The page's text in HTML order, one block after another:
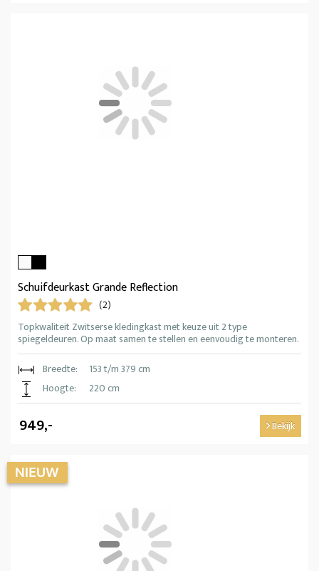
Schuifdeurkast Grande Reflection
(2)
Topkwaliteit Zwitserse kledingkast met keuze uit 2 type
spiegeldeuren. Op maat samen te stellen en eenvoudig te monteren.
Breedte:
153 t/m 379 cm
Hoogte:
220 cm
949,- Bekijk